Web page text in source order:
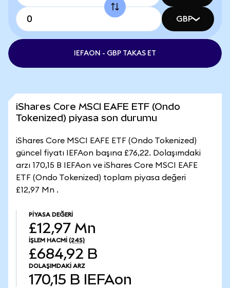
GBP
IEFAON - GBP TAKAS ET
iShares Core MSCI EAFE ETF (Ondo
Tokenized) piyasa son durumu
iShares Core MSCI EAFE ETF (Ondo Tokenized)
güncel fiyatı IEFAon başına £76,22. Dolaşımdaki
arzı 170,15 B IEFAon ve iShares Core MSCI EAFE
ETF (Ondo Tokenized) toplam piyasa değeri
£12,97 Mn .
PIYASA DEĞERI
£12,97 Mn
İŞLEM HACMI (24S)
£684,92 B
DOLAŞIMDAKI ARZ
170,15 B IEFAon